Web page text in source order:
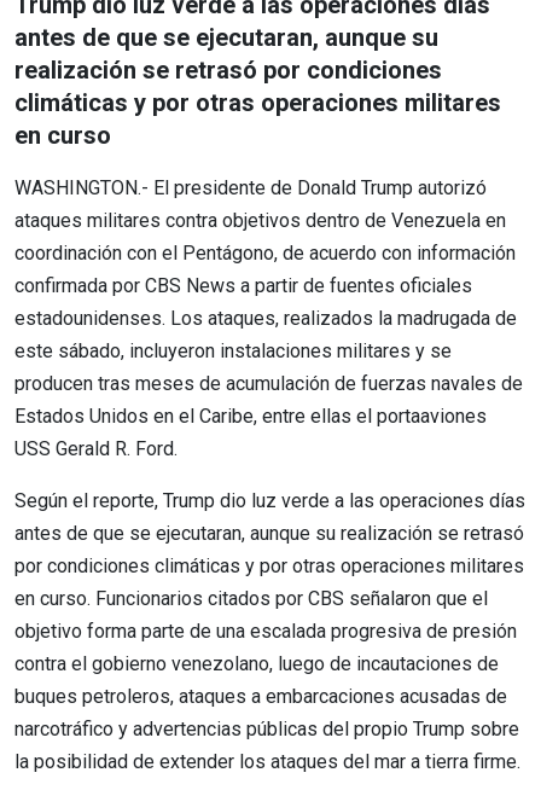
antes de que se ejecutaran, aunque su
realización se retrasó por condiciones
climáticas y por otras operaciones militares
en curso
WASHINGTON.- El presidente de Donald Trump autorizó
ataques militares contra objetivos dentro de Venezuela en
coordinación con el Pentágono, de acuerdo con información
confirmada por CBS News a partir de fuentes oficiales
estadounidenses. Los ataques, realizados la madrugada de
este sábado, incluyeron instalaciones militares y se
producen tras meses de acumulación de fuerzas navales de
Estados Unidos en el Caribe, entre ellas el portaaviones
USS Gerald R. Ford.
Según el reporte, Trump dio luz verde a las operaciones días
antes de que se ejecutaran, aunque su realización se retrasó
por condiciones climáticas y por otras operaciones militares
en curso. Funcionarios citados por CBS señalaron que el
objetivo forma parte de una escalada progresiva de presión
contra el gobierno venezolano, luego de incautaciones de
buques petroleros, ataques a embarcaciones acusadas de
narcotráfico y advertencias públicas del propio Trump sobre
la posibilidad de extender los ataques del mar a tierra firme.